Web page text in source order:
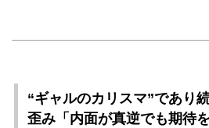
“ギャルのカリスマ”であり
歪み「内面が真逆でも期待